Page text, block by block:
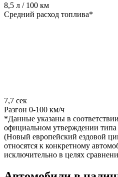
8,5 л / 100 км
Средний расход топлива*
7,7 сек
Разгон 0-100 км/ч
*Данные указаны в
официальном утверждении
(Новый европейский ездовой
относятся к конкретному
исключительно в целях